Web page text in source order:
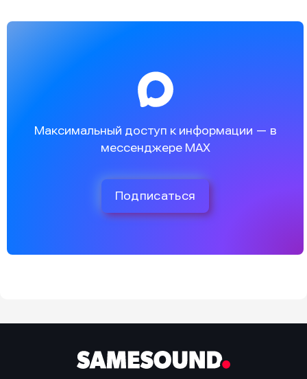
Максимальный доступ к информации — в
мессенджере MAX
Подписаться